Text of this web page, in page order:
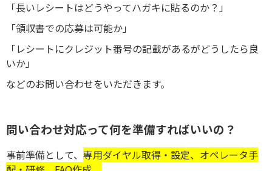
「長いレシートはどうやってハガキに貼るのか？」
「領収書での応募は可能か」
「レシートにクレジット番号の記載があるがどうしたら良
いか」
などのお問い合わせをいただきます。
問い合わせ対応って何を準備すればいいの？
事前準備として、 専用ダイヤル取得・設定、オペレータ手